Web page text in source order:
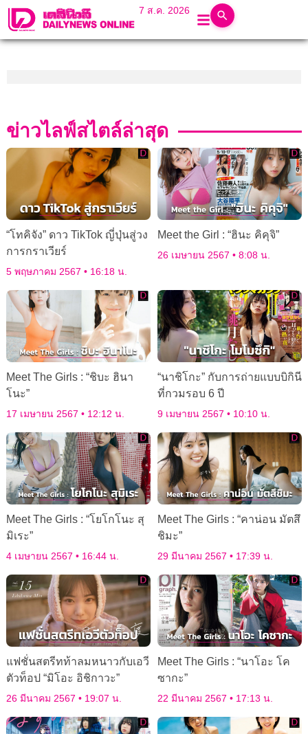
7 ส.ค. 2026
ข่าวไลฟ์สไตล์ล่าสุด
“โทคิจัง” ดาว TikTok ญี่ปุ่นสู่วง
การกราเวียร์
5 พฤษภาคม 2567 16:18 น.
Meet the Girl : “ฮินะ คิคุจิ”
26 เมษายน 2567 8:08 น.
Meet The Girls : “ชิบะ ฮินา
โนะ”
17 เมษายน 2567 12:12 น.
“นาชิโกะ” กับการถ่ายแบบบิกินี
ที่กวมรอบ 6 ปี
9 เมษายน 2567 10:10 น.
Meet The Girls : “โยโกโนะ สุ
มิเระ”
4 เมษายน 2567 16:44 น.
Meet The Girls : “คาน่อน มัตสึ
ชิมะ”
29 มีนาคม 2567 17:39 น.
แฟชั่นสตรีทท้าลมหนาวกับเอวี
ตัวท็อป “มิโอะ อิชิกาวะ”
26 มีนาคม 2567 19:07 น.
Meet The Girls : “นาโอะ โค
ซากะ”
22 มีนาคม 2567 17:13 น.